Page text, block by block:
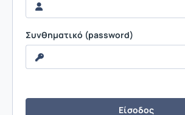
Συνθηματικό (password)